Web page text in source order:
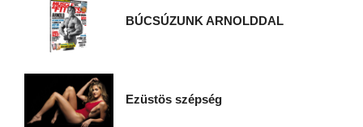
BÚCSÚZUNK ARNOLDDAL
Ezüstös szépség